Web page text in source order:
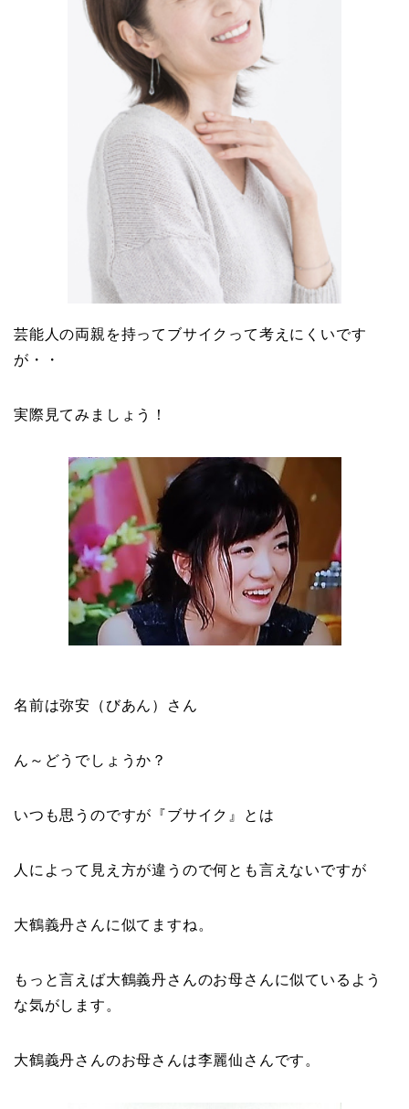
芸能人の両親を持って ブサイク って考えにくいです
が・・
実際見てみましょう！
名前は弥安（びあん）さん
ん～どうでしょうか？
いつも思うのですが『ブサイク 』とは
人によって見え方が違うので何とも言えないですが
大鶴義丹さんに似てますね。
もっと言えば大鶴義丹さんのお母さんに似ているよう
な気がします。
大鶴義丹さんのお母さんは李麗仙 さんです。